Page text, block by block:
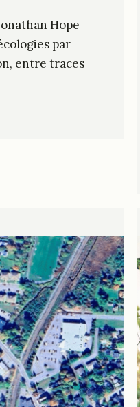
Hope
par
entre traces